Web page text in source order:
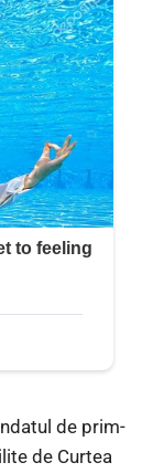
de prim-
de Curtea